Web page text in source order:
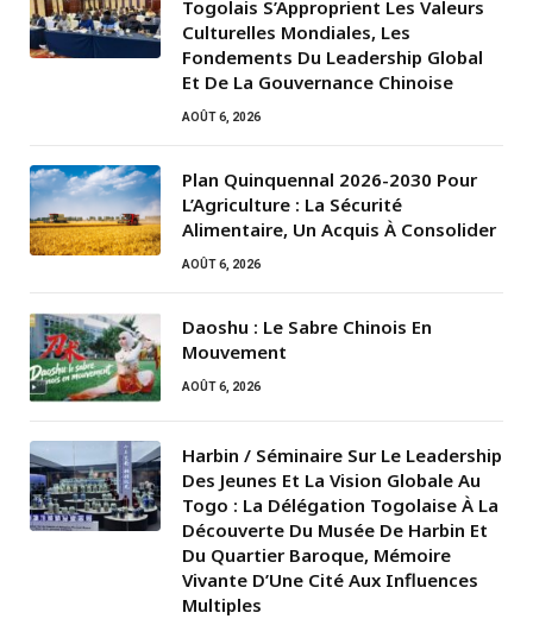
Togolais S’Approprient Les Valeurs
Culturelles Mondiales, Les
Fondements Du Leadership Global
Et De La Gouvernance Chinoise
AOÛT 6, 2026
Plan Quinquennal 2026-2030 Pour
L’Agriculture : La Sécurité
Alimentaire, Un Acquis À Consolider
AOÛT 6, 2026
Daoshu : Le Sabre Chinois En
Mouvement
AOÛT 6, 2026
Harbin / Séminaire Sur Le Leadership
Des Jeunes Et La Vision Globale Au
Togo : La Délégation Togolaise À La
Découverte Du Musée De Harbin Et
Du Quartier Baroque, Mémoire
Vivante D’Une Cité Aux Influences
Multiples